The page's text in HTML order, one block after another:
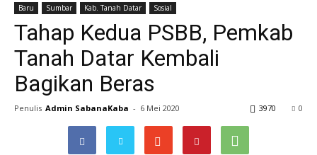
Baru Sumbar Kab. Tanah Datar Sosial
Tahap Kedua PSBB, Pemkab
Tanah Datar Kembali
Bagikan Beras
Penulis Admin SabanaKaba - 6 Mei 2020 0
3970